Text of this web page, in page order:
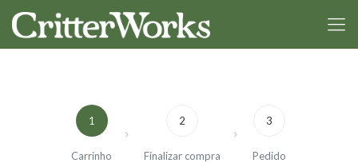
1
Carrinho
2
Finalizar compra
3
Pedido